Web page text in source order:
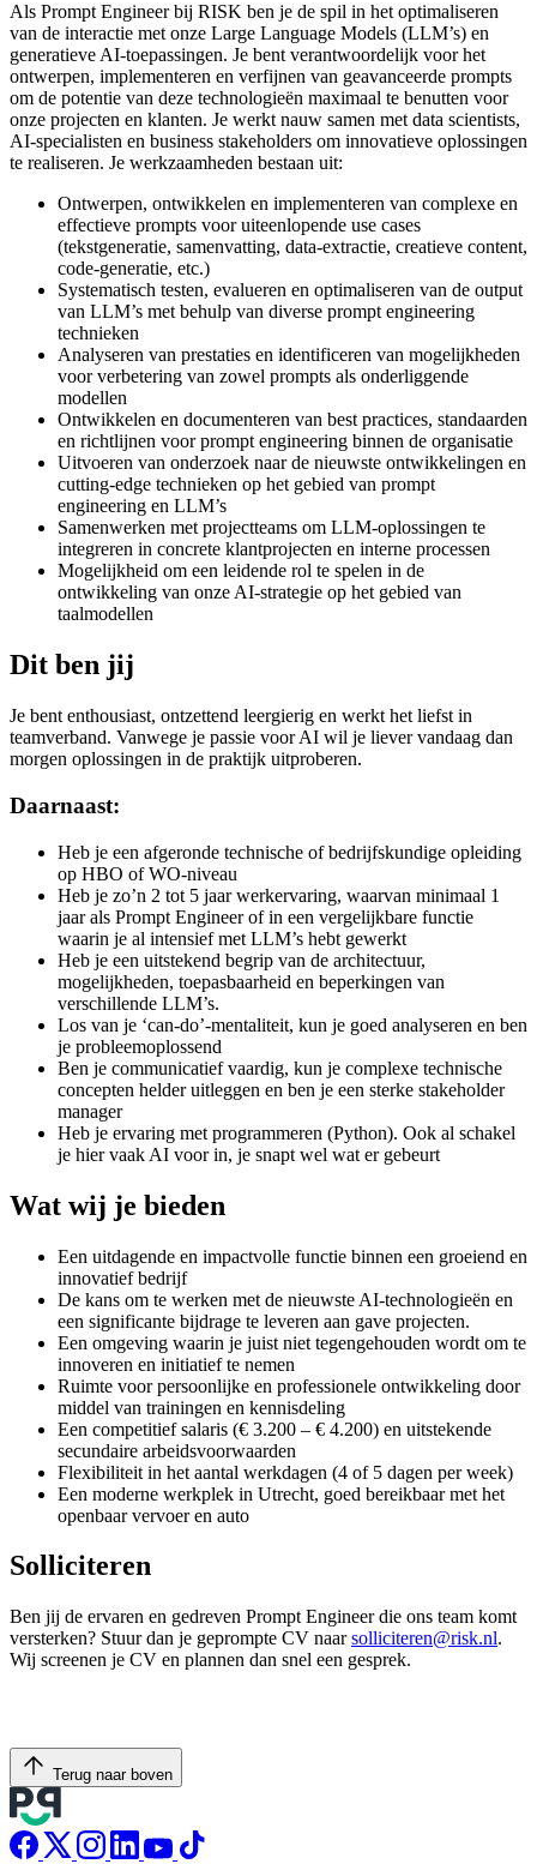
Als Prompt Engineer bij RISK ben je de spil in het optimaliseren
van de interactie met onze Large Language Models (LLM’s) en
generatieve AI-toepassingen. Je bent verantwoordelijk voor het
ontwerpen, implementeren en verfijnen van geavanceerde prompts
om de potentie van deze technologieën maximaal te benutten voor
onze projecten en klanten. Je werkt nauw samen met data scientists,
AI-specialisten en business stakeholders om innovatieve oplossingen
te realiseren. Je werkzaamheden bestaan uit:
Ontwerpen, ontwikkelen en implementeren van complexe en
effectieve prompts voor uiteenlopende use cases
(tekstgeneratie, samenvatting, data-extractie, creatieve content,
code-generatie, etc.)
Systematisch testen, evalueren en optimaliseren van de output
van LLM’s met behulp van diverse prompt engineering
technieken
Analyseren van prestaties en identificeren van mogelijkheden
voor verbetering van zowel prompts als onderliggende
modellen
Ontwikkelen en documenteren van best practices, standaarden
en richtlijnen voor prompt engineering binnen de organisatie
Uitvoeren van onderzoek naar de nieuwste ontwikkelingen en
cutting-edge technieken op het gebied van prompt
engineering en LLM’s
Samenwerken met projectteams om LLM-oplossingen te
integreren in concrete klantprojecten en interne processen
Mogelijkheid om een leidende rol te spelen in de
ontwikkeling van onze AI-strategie op het gebied van
taalmodellen
Dit ben jij
Je bent enthousiast, ontzettend leergierig en werkt het liefst in
teamverband. Vanwege je passie voor AI wil je liever vandaag dan
morgen oplossingen in de praktijk uitproberen.
Daarnaast:
Heb je een afgeronde technische of bedrijfskundige opleiding
op HBO of WO-niveau
Heb je zo’n 2 tot 5 jaar werkervaring, waarvan minimaal 1
jaar als Prompt Engineer of in een vergelijkbare functie
waarin je al intensief met LLM’s hebt gewerkt
Heb je een uitstekend begrip van de architectuur,
mogelijkheden, toepasbaarheid en beperkingen van
verschillende LLM’s.
Los van je ‘can-do’-mentaliteit, kun je goed analyseren en ben
je probleemoplossend
Ben je communicatief vaardig, kun je complexe technische
concepten helder uitleggen en ben je een sterke stakeholder
manager
Heb je ervaring met programmeren (Python). Ook al schakel
je hier vaak AI voor in, je snapt wel wat er gebeurt
Wat wij je bieden
Een uitdagende en impactvolle functie binnen een groeiend en
innovatief bedrijf
De kans om te werken met de nieuwste AI-technologieën en
een significante bijdrage te leveren aan gave projecten.
Een omgeving waarin je juist niet tegengehouden wordt om te
innoveren en initiatief te nemen
Ruimte voor persoonlijke en professionele ontwikkeling door
middel van trainingen en kennisdeling
Een competitief salaris (€ 3.200 – € 4.200) en uitstekende
secundaire arbeidsvoorwaarden
Flexibiliteit in het aantal werkdagen (4 of 5 dagen per week)
Een moderne werkplek in Utrecht, goed bereikbaar met het
openbaar vervoer en auto
Solliciteren
Ben jij de ervaren en gedreven Prompt Engineer die ons team komt
versterken? Stuur dan je geprompte CV naarsolliciteren@risk.nl.
Wij screenen je CV en plannen dan snel een gesprek.
Terug naar boven